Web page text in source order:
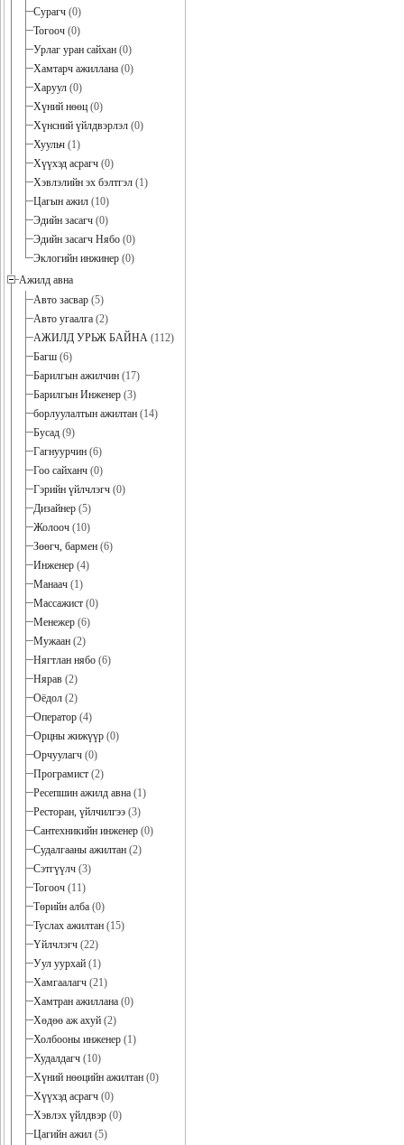
Сурагч (0)
Тогооч (0)
Урлаг уран сайхан (0)
Хамтарч ажиллана (0)
Харуул (0)
Хүний нөөц (0)
Хүнсний үйлдвэрлэл (0)
Хуульч (1)
Хүүхэд асрагч (0)
Хэвлэлийн эх бэлтгэл (1)
Цагын ажил (10)
Эдийн засагч (0)
Эдийн засагч Нябо (0)
Эклогийн инжинер (0)
Ажилд авна
Авто засвар (5)
Авто угаалга (2)
АЖИЛД УРЬЖ БАЙНА (112)
Багш (6)
Барилгын ажилчин (17)
Барилгын Инженер (3)
борлуулалтын ажилтан (14)
Бусад (9)
Гагнуурчин (6)
Гоо сайханч (0)
Гэрийн үйлчлэгч (0)
Дизайнер (5)
Жолооч (10)
Зөөгч, бармен (6)
Инженер (4)
Манаач (1)
Массажист (0)
Менежер (6)
Мужаан (2)
Нягтлан нябо (6)
Нярав (2)
Оёдол (2)
Оператор (4)
Орцны жижүүр (0)
Орчуулагч (0)
Програмист (2)
Ресепшин ажилд авна (1)
Ресторан, үйлчилгээ (3)
Сантехникийн инженер (0)
Судалгааны ажилтан (2)
Сэтгүүлч (3)
Тогооч (11)
Төрийн алба (0)
Туслах ажилтан (15)
Үйлчлэгч (22)
Уул уурхай (1)
Хамгаалагч (21)
Хамтран ажиллана (0)
Хөдөө аж ахуй (2)
Холбооны инженер (1)
Худалдагч (10)
Хүний нөөцийн ажилтан (0)
Хүүхэд асрагч (0)
Хэвлэх үйлдвэр (0)
Цагийн ажил (5)